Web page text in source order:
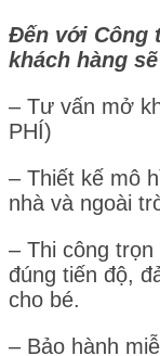
Đến với Công
khách hàng
– Tư vấn mở
PHÍ)
– Thiết kế mô
nhà và ngoài
– Thi công
đúng tiến độ,
cho bé.
– Bảo hành